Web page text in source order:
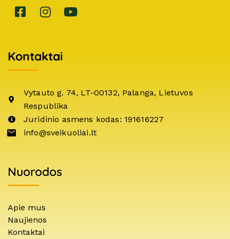
Kontaktai
Vytauto g. 74, LT-00132, Palanga, Lietuvos
Respublika
Juridinio asmens kodas: 191616227
info@sveikuoliai.lt
Nuorodos
Apie mus
Naujienos
Kontaktai